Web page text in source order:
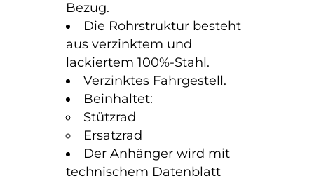
Bezug.
Die Rohrstruktur besteht
aus verzinktem und
lackiertem 100%-Stahl.
Verzinktes Fahrgestell.
Beinhaltet:
Stützrad
Ersatzrad
Der Anhänger wird mit
technischem Datenblatt